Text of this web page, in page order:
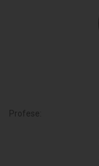
Profese: